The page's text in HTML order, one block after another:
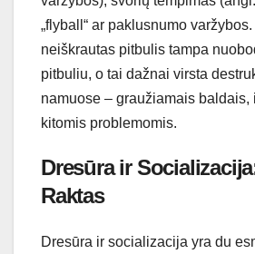
„flyball“ ar paklusnumo
neiškrautas pitbulis tampa
pitbuliu, o tai dažnai virsta
namuose – graužiamais baldais,
kitomis problemomis.
Dresūra ir
Raktas
Dresūra ir socializacija yra du